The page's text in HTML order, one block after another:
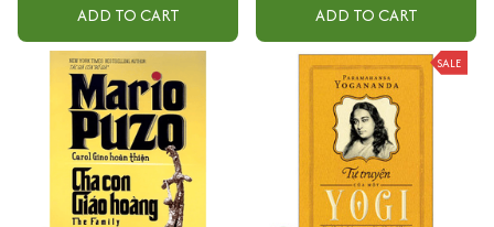
ADD TO CART ADD TO CART
SALE